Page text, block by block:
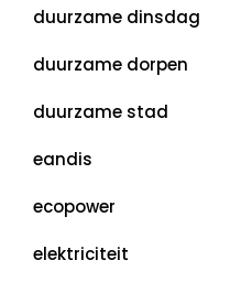
duurzame dinsdag
duurzame dorpen
duurzame stad
eandis
ecopower
elektriciteit